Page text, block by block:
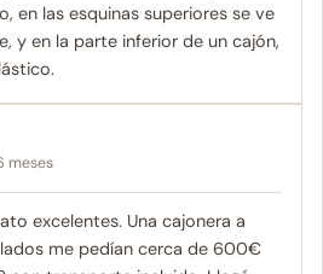
en las esquinas superiores se ve
y en la parte inferior de un cajón,
meses
excelentes. Una cajonera a
me pedían cerca de 600€